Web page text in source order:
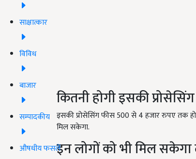
साक्षात्कार
विविध
बाजार
सम्पादकीय
औषधीय फसलें
कितनी होगी इसकी
इसकी प्रोसेसिंग फीस 500 से 4 हजार रुपए तक
मिल सकेगा.
इन लोगों को भी मिल